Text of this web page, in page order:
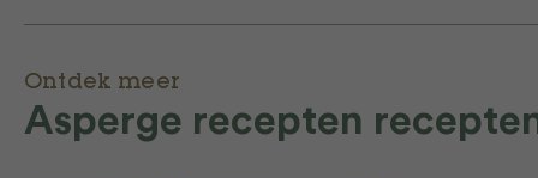
Ontdek meer
Asperge recepten